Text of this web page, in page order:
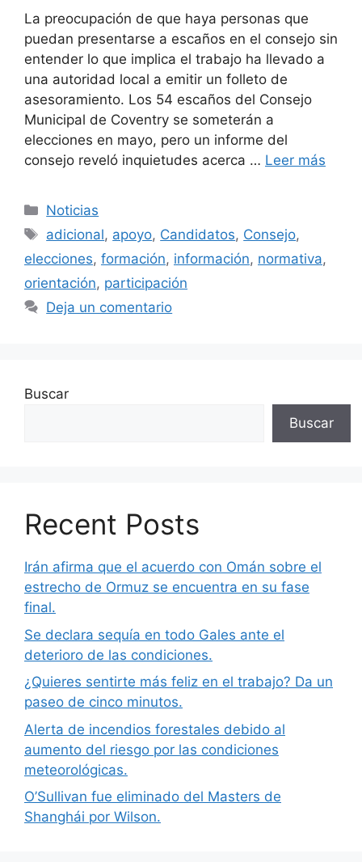
La preocupación de que haya personas que
puedan presentarse a escaños en el consejo sin
entender lo que implica el trabajo ha llevado a
una autoridad local a emitir un folleto de
asesoramiento. Los 54 escaños del Consejo
Municipal de Coventry se someterán a
elecciones en mayo, pero un informe del
consejo reveló inquietudes acerca … Leer más
Categorías
Noticias
Etiquetas
adicional, apoyo, Candidatos, Consejo,
elecciones, formación, información, normativa,
orientación, participación
Deja un comentario
Buscar
Buscar
Recent Posts
Irán afirma que el acuerdo con Omán sobre el
estrecho de Ormuz se encuentra en su fase
final.
Se declara sequía en todo Gales ante el
deterioro de las condiciones.
¿Quieres sentirte más feliz en el trabajo? Da un
paseo de cinco minutos.
Alerta de incendios forestales debido al
aumento del riesgo por las condiciones
meteorológicas.
O’Sullivan fue eliminado del Masters de
Shanghái por Wilson.